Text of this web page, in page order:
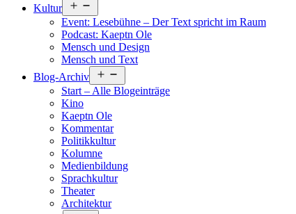
Kultur
öffnen
Event: Lesebühne – Der Text spricht im Raum
Podcast: Kaeptn Ole
Mensch und Design
Mensch und Text
Blog-Archiv
öffnen
Start – Alle Blogeinträge
Kino
Kaeptn Ole
Kommentar
Politikkultur
Kolumne
Medienbildung
Sprachkultur
Theater
Architektur